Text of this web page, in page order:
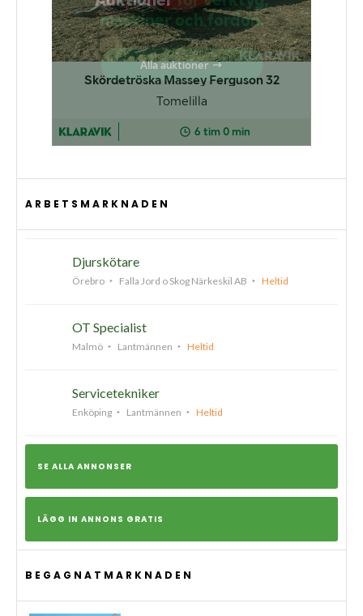
ARBETSMARKNADEN
Djurskötare
Örebro Falla Jord o Skog Närkeskil AB Heltid
OT Specialist
Malmö Lantmännen Heltid
Servicetekniker
Enköping Lantmännen Heltid
SE ALLA ANNONSER
LÄGG IN ANNONS GRATIS
BEGAGNATMARKNADEN